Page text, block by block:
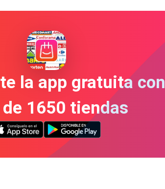
la app gratuita con
1650 tiendas